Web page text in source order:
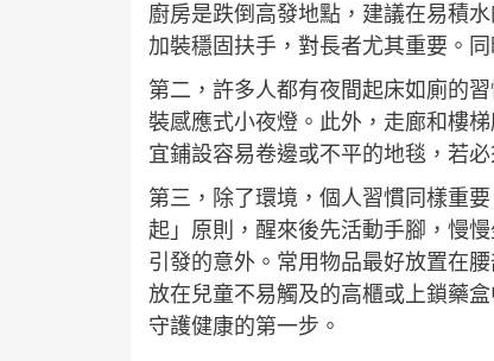
廚房是跌倒高發地點，建議在易積
加裝穩固扶手，對長者尤其重要。
第二，許多人都有夜間起床如廁的
裝感應式小夜燈。此外，走廊和樓
宜鋪設容易卷邊或不平的地毯，若
第三，除了環境，個人習慣同樣重
起」原則，醒來後先活動手腳，慢
引發的意外。常用物品最好放置在
放在兒童不易觸及的高櫃或上鎖藥
守護健康的第一步。